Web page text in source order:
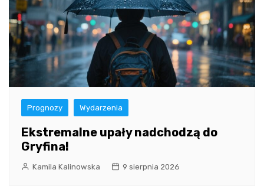
Prognozy Wydarzenia
Ekstremalne upały nadchodzą do
Gryfina!
Kamila Kalinowska 9 sierpnia 2026